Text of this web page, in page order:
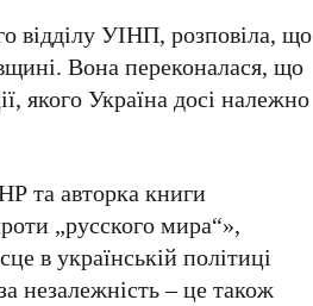
відділу УІНП, розповіла, що
Вона переконалася, що
якого Україна досі належно
та авторка книги
„русского мира“»,
в українській політиці
незалежність – це також